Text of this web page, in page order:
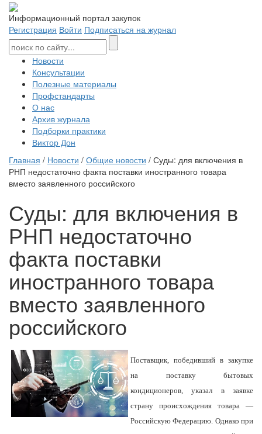
Информационный портал закупок
Регистрация Войти Подписаться на журнал
Новости
Консультации
Полезные материалы
Профстандарты
О нас
Архив журнала
Подборки практики
Виктор Дон
Главная / Новости / Общие новости / Суды: для включения в
РНП недостаточно факта поставки иностранного товара
вместо заявленного российского
Суды: для включения в
РНП недостаточно
факта поставки
иностранного товара
вместо заявленного
российского
Поставщик, победивший в закупке
на поставку бытовых
кондиционеров, указал в заявке
страну происхождения товара —
Российскую Федерацию. Однако при